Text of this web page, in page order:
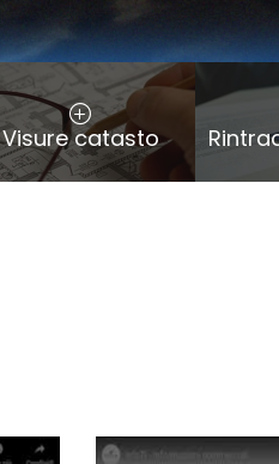
Visure catasto